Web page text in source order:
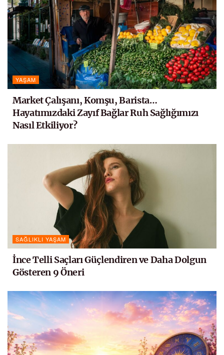
YAŞAM
Market Çalışanı, Komşu, Barista…
Hayatımızdaki Zayıf Bağlar Ruh Sağlığımızı
Nasıl Etkiliyor?
SAĞLIKLI YAŞAM
İnce Telli Saçları Güçlendiren ve Daha Dolgun
Gösteren 9 Öneri